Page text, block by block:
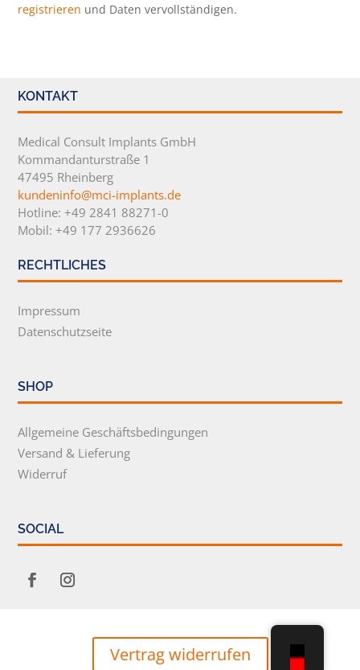
registrieren und Daten vervollständigen.
KONTAKT
Medical Consult Implants GmbH
Kommandanturstraße 1
47495 Rheinberg
kundeninfo@mci-implants.de
Hotline: +49 2841 88271-0
Mobil: +49 177 2936626
RECHTLICHES
Impressum
Datenschutzseite
SHOP
Allgemeine Geschäftsbedingungen
Versand & Lieferung
Widerruf
SOCIAL
Vertrag widerrufen